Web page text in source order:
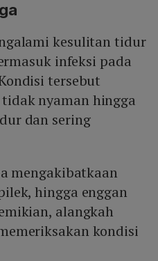
kesulitan tidur
infeksi pada
tersebut
nyaman hingga
dan sering
mengakibatkaan
hingga enggan
alangkah
kondisi